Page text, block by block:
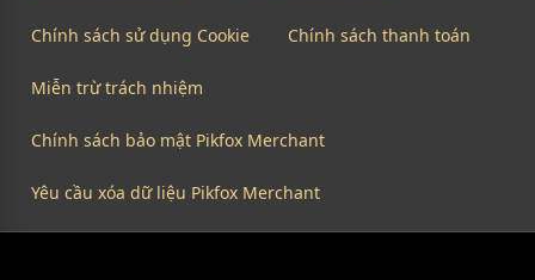
Chính sách sử dụng Cookie Chính sách thanh toán
Miễn trừ trách nhiệm
Chính sách bảo mật Pikfox Merchant
Yêu cầu xóa dữ liệu Pikfox Merchant